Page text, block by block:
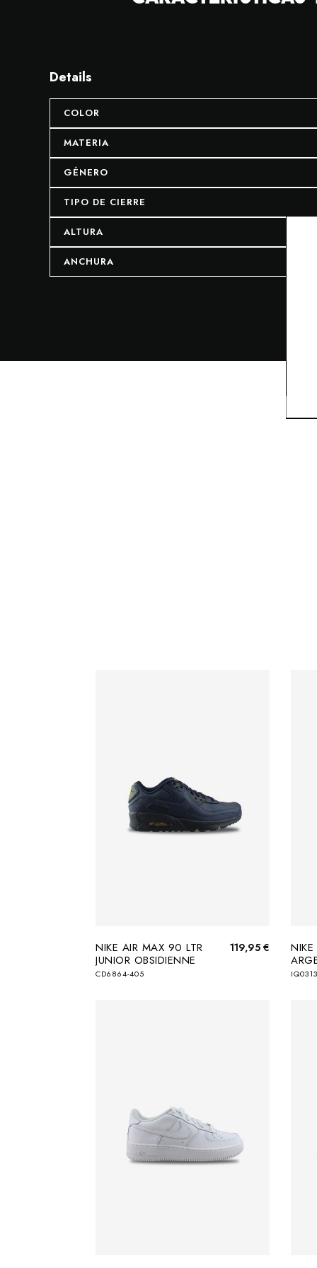
Details
COLOR
MATERIA
GÉNERO
TIPO DE CIERRE
ALTURA
ANCHURA
NIKE AIR MAX 90 LTR
JUNIOR OBSIDIENNE
CD6864-405
119,95 €